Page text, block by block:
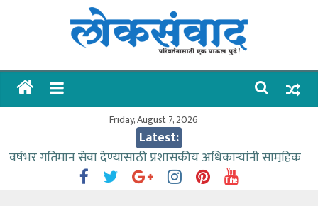
लोकसंवाद
ताज्या
Friday, August 7, 2026
Latest:
वर्षभर गतिमान सेवा देण्यासाठी प्रशासकीय अधिकाऱ्यांनी सामुहिक
प्रयत्न करावे – आमदार काळे